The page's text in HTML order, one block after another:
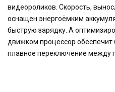
видеороликов. Скорость,
оснащен энергоёмким
быструю зарядку. А
движком процессор обеспечит
плавное переключение между